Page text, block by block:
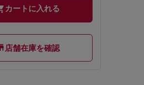
カートに入れる
店舗在庫を確認